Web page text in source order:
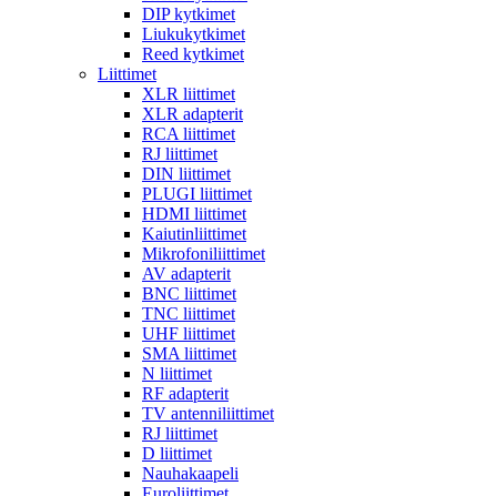
DIP kytkimet
Liukukytkimet
Reed kytkimet
Liittimet
XLR liittimet
XLR adapterit
RCA liittimet
RJ liittimet
DIN liittimet
PLUGI liittimet
HDMI liittimet
Kaiutinliittimet
Mikrofoniliittimet
AV adapterit
BNC liittimet
TNC liittimet
UHF liittimet
SMA liittimet
N liittimet
RF adapterit
TV antenniliittimet
RJ liittimet
D liittimet
Nauhakaapeli